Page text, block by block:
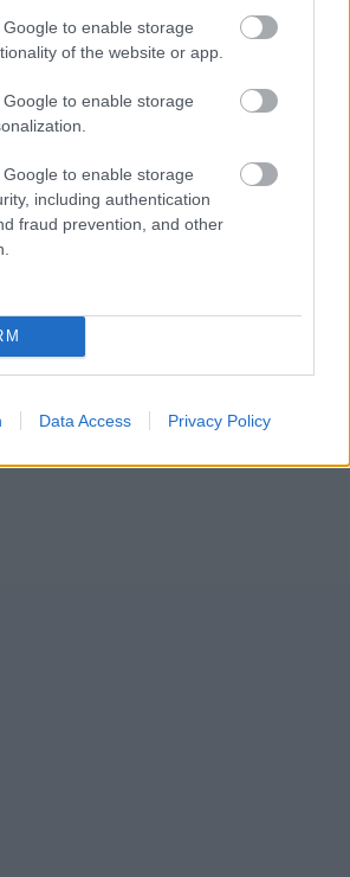
to enable storage
of the website or app.
to enable storage
to enable storage
including authentication
fraud prevention, and other
Data Access Privacy Policy
Rekordszintre nőtt a
lakossági
megtakarítás
Legfőképp a
lehetőségek hiánya
miatt